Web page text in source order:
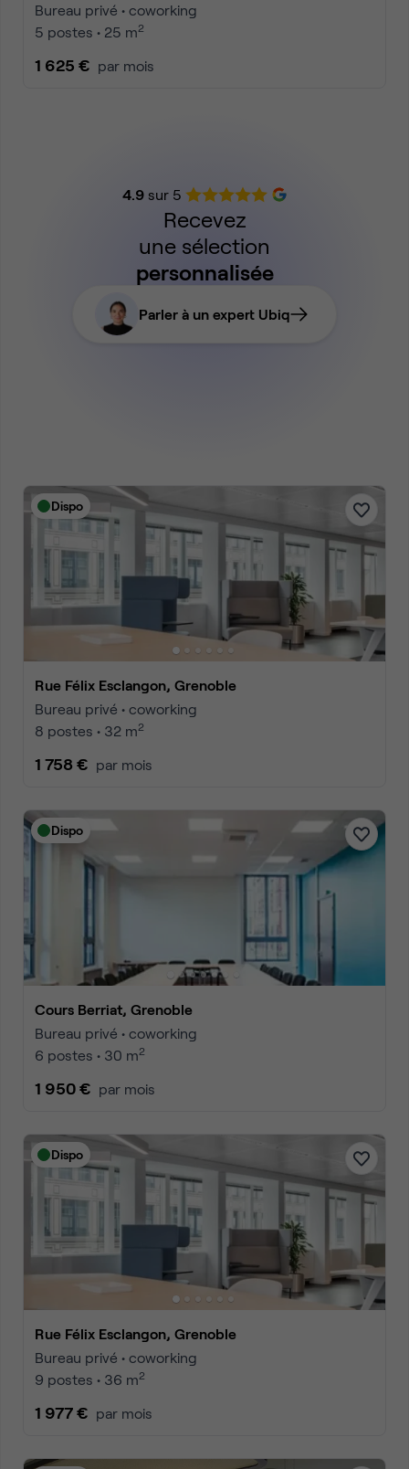
Bureau privé • coworking
5 postes • 25 m2
1 625 € par mois
4.9sur 5
Recevez
une sélection
personnalisée
Parler à un expert Ubiq
Dispo
Rue Félix Esclangon, Grenoble
Bureau privé • coworking
8 postes • 32 m2
1 758 € par mois
Dispo
Cours Berriat, Grenoble
Bureau privé • coworking
6 postes • 30 m2
1 950 € par mois
Dispo
Rue Félix Esclangon, Grenoble
Bureau privé • coworking
9 postes • 36 m2
1 977 € par mois